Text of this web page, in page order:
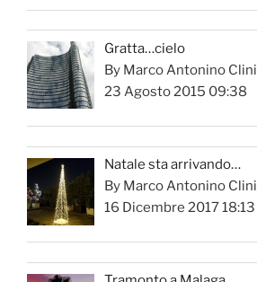
Gratta…cielo
By Marco Antonino Clini
23 Agosto 2015 09:38
Natale sta arrivando…
By Marco Antonino Clini
16 Dicembre 2017 18:13